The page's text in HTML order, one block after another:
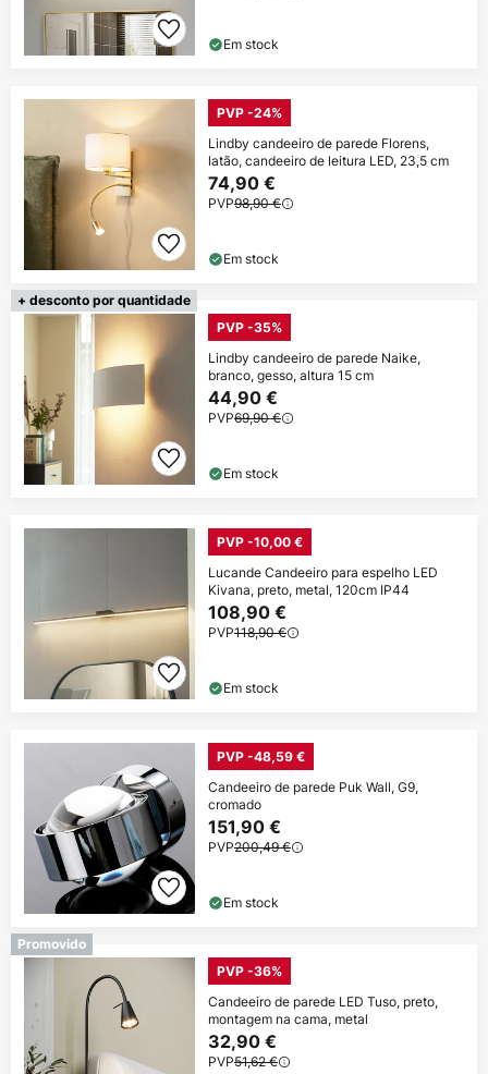
Em stock
PVP -24%
Lindby candeeiro de parede Florens,
latão, candeeiro de leitura LED, 23,5 cm
74,90 €
PVP98,90 €
Em stock
+ desconto por quantidade
PVP -35%
Lindby candeeiro de parede Naike,
branco, gesso, altura 15 cm
44,90 €
PVP69,90 €
Em stock
PVP -10,00 €
Lucande Candeeiro para espelho LED
Kivana, preto, metal, 120cm IP44
108,90 €
PVP118,90 €
Em stock
PVP -48,59 €
Candeeiro de parede Puk Wall, G9,
cromado
151,90 €
PVP200,49 €
Em stock
Promovido
PVP -36%
Candeeiro de parede LED Tuso, preto,
montagem na cama, metal
32,90 €
PVP51,62 €